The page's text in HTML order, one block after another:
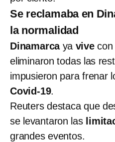
Se reclamaba en
la normalidad
Dinamarcaya vivecon
eliminaron todas las
impusieron para frenar
Covid-19.
Reuters destaca que
se levantaron las
grandes eventos.